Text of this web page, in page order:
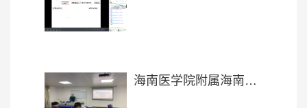
海南医学院附属海南医院第一批全英师资选拔工作圆满完成